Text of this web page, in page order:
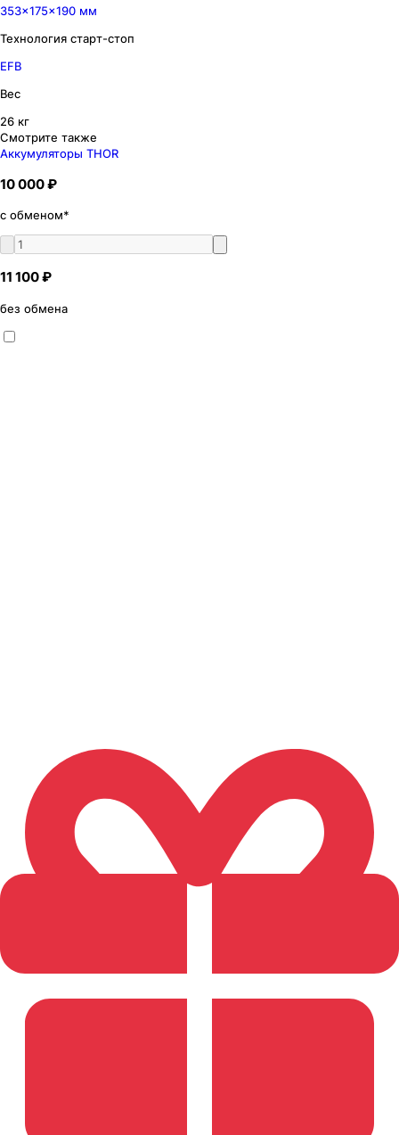
353×175×190 мм
Технология старт-стоп
EFB
Вес
26 кг
Смотрите также
Аккумуляторы THOR
10 000 ₽
с обменом*
11 100 ₽
без обмена